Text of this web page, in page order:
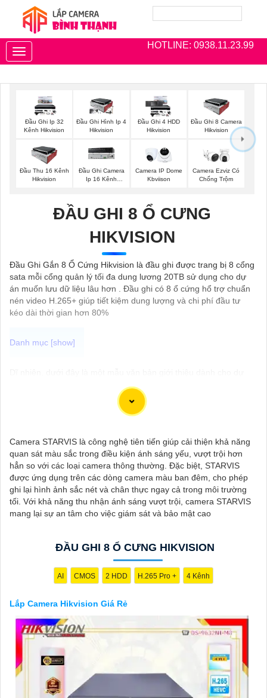
HOTLINE: 0938.11.23.99
Toggle
navigation
Đầu Ghi Ip 32
Kênh Hikvision
Đầu Ghi Hình Ip 4
Hikvision
Đầu Ghi 4 HDD
Hikvision
Đầu Ghi 8 Camera
Hikvision
Đầu Thu 16 Kênh
Hikvision
Đầu Ghi Camera
Ip 16 Kênh
Camera IP Dome
Kbviison
Camera Ezviz Có
Chống Trộm
ĐẦU GHI 8 Ổ CƯNG
HIKVISION
Đầu Ghi Gắn 8 Ổ Cứng Hikvision là đầu ghi được trang bị 8 cổng
sata mỗi cổng quản lý tối đa dung lương 20TB sử dụng cho dự
án muốn lưu dữ liệu lâu hơn . Đầu ghi có 8 ổ cứng hổ trợ chuẩn
nén video H.265+ giúp tiết kiệm dung lượng và chi phí đầu tư
kéo dài thời gian hơn 80%
Với kinh nghiệm lâu năm trong lĩnh vực lắp đặt camera an ninh,
đội ngũ kỹ thuật viên của chúng tôi cam kết sẽ mang đến cho
quý vị những giải pháp an ninh hiệu quả, đáng tin cậy và tiết
kiệm chi phí.
Camera của Hikvision được biết đến là một trong những thương
hiệu hàng đầu thế giới về giải pháp an ninh video. Với các tính
năng và công nghệ tiên tiến, camera Hikvision không chỉ
an toàn cho dự án của quý vị.
Nếu quý vị quan tâm đến việc lắp đặt camera Hikvision giá rẻ và
chuyên nghiệp cho dự án của mình, chúng tôi luôn sẵn lòng hỗ
trợ và tư vấn cho quý vị.
Camera STARVIS là công nghệ tiên tiến giúp cải thiện khả năng
quan sát màu sắc trong điều kiện ánh sáng yếu, vượt trội hơn
hẳn so với các loại camera thông thường. Đặc biệt, STARVIS
được ứng dụng trên các dòng camera màu ban đêm, cho phép
ghi lại hình ảnh sắc nét và chân thực ngay cả trong môi trường
tối. Với khả năng thu nhận ánh sáng vượt trội, camera STARVIS
mang lại sự an tâm cho việc giám sát và bảo mật cao
ĐẦU GHI 8 Ổ CƯNG HIKVISION
AI CMOS 2 HDD H.265 Pro + 4 Kênh
Lắp Camera Hikvision Giá Rẻ